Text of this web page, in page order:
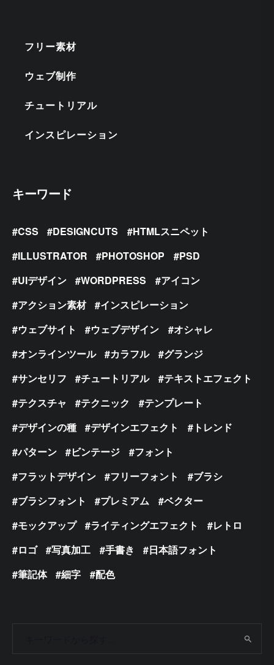
フリー素材
ウェブ制作
チュートリアル
インスピレーション
キーワード
CSS DESIGNCUTS
HTMLスニペット
ILLUSTRATOR
PHOTOSHOP
PSD
UIデザイン
WORDPRESS
アイコン
アクション素材
インスピレーション
ウェブサイト
ウェブデザイン
オシャレ
オンラインツール
カラフル
グランジ
サンセリフ
チュートリアル
テキストエフェクト
テクスチャ
テクニック
テンプレート
デザインの種
デザインエフェクト
トレンド
パターン
ビンテージ
フォント
フラットデザイン
フリーフォント
ブラシ
ブラシフォント
プレミアム
ベクター
モックアップ
ライティングエフェクト
レトロ
ロゴ
写真加工 手書き
日本語フォント
筆記体
細字 配色